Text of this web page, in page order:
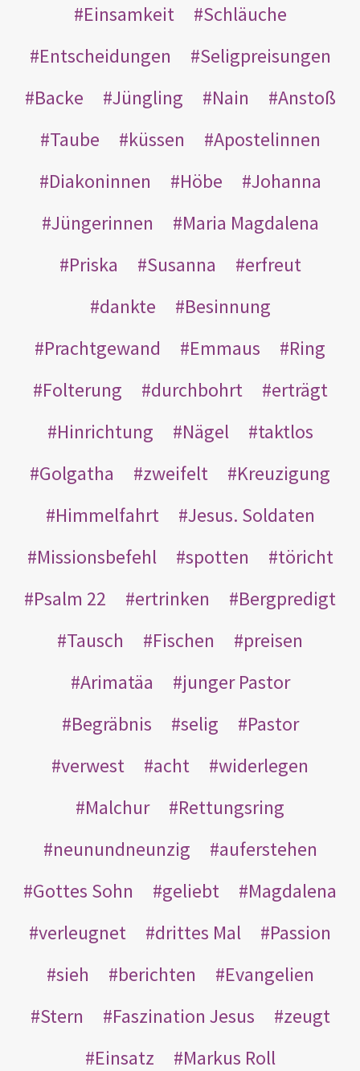
Einsamkeit
Schläuche
Entscheidungen
Seligpreisungen
Backe
Jüngling Nain
Anstoß
Taube
küssen
Apostelinnen
Diakoninnen
Höbe
Johanna
Jüngerinnen
Maria Magdalena
Priska
Susanna
erfreut
dankte
Besinnung
Prachtgewand
Emmaus
Ring
Folterung
durchbohrt
erträgt
Hinrichtung
Nägel
taktlos
Golgatha
zweifelt
Kreuzigung
Himmelfahrt
Jesus. Soldaten
Missionsbefehl
spotten
töricht
Psalm 22
ertrinken
Bergpredigt
Tausch
Fischen
preisen
Arimatäa
junger Pastor
Begräbnis
selig
Pastor
verwest
acht
widerlegen
Malchur
Rettungsring
neunundneunzig
auferstehen
Gottes Sohn
geliebt
Magdalena
verleugnet
drittes Mal
Passion
sieh
berichten
Evangelien
Stern
Faszination Jesus
zeugt
Einsatz
Markus Roll